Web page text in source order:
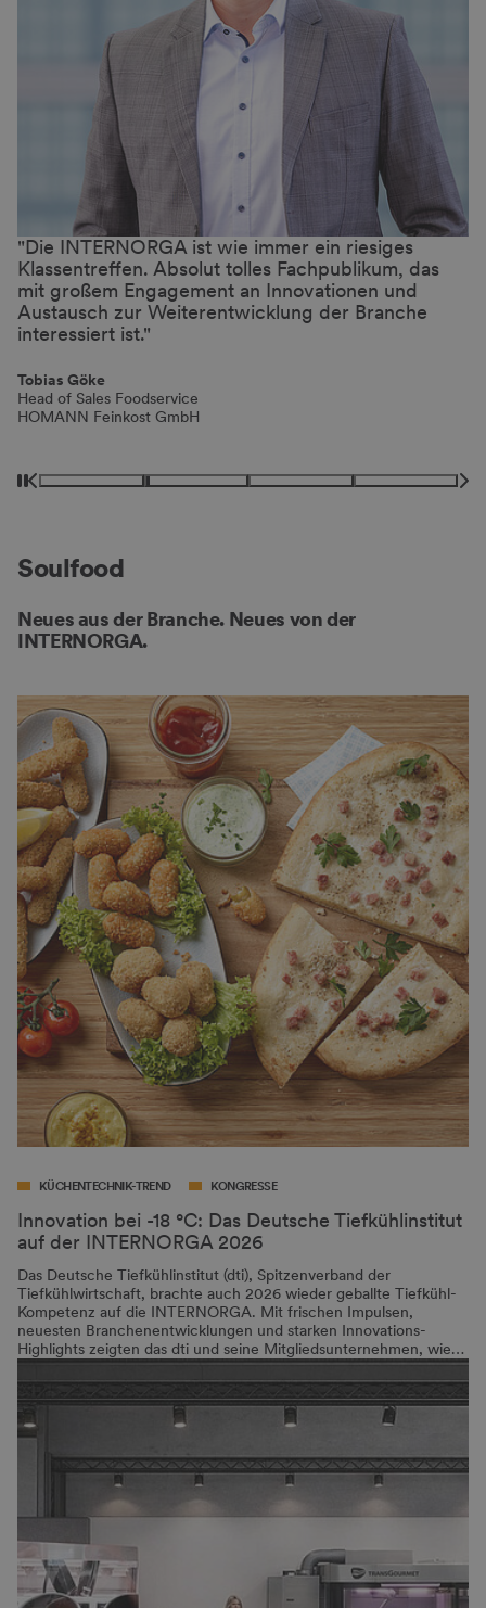
Die INTERNORGA ist wie immer ein riesiges
Klassentreffen. Absolut tolles Fachpublikum, das
mit großem Engagement an Innovationen und
Austausch zur Weiterentwicklung der Branche
interessiert ist.
Tobias Göke
Head of Sales Foodservice
HOMANN Feinkost GmbH
Soulfood
Neues aus der Branche. Neues von der
INTERNORGA.
KÜCHENTECHNIK-TREND KONGRESSE
Innovation bei -18 °C: Das Deutsche Tiefkühlinstitut
auf der INTERNORGA 2026
Das Deutsche Tiefkühlinstitut (dti), Spitzenverband der
Tiefkühlwirtschaft, brachte auch 2026 wieder geballte Tiefkühl-
Kompetenz auf die INTERNORGA. Mit frischen Impulsen,
neuesten Branchenentwicklungen und starken Innovations-
Highlights zeigten das dti und seine Mitgliedsunternehmen, wie…